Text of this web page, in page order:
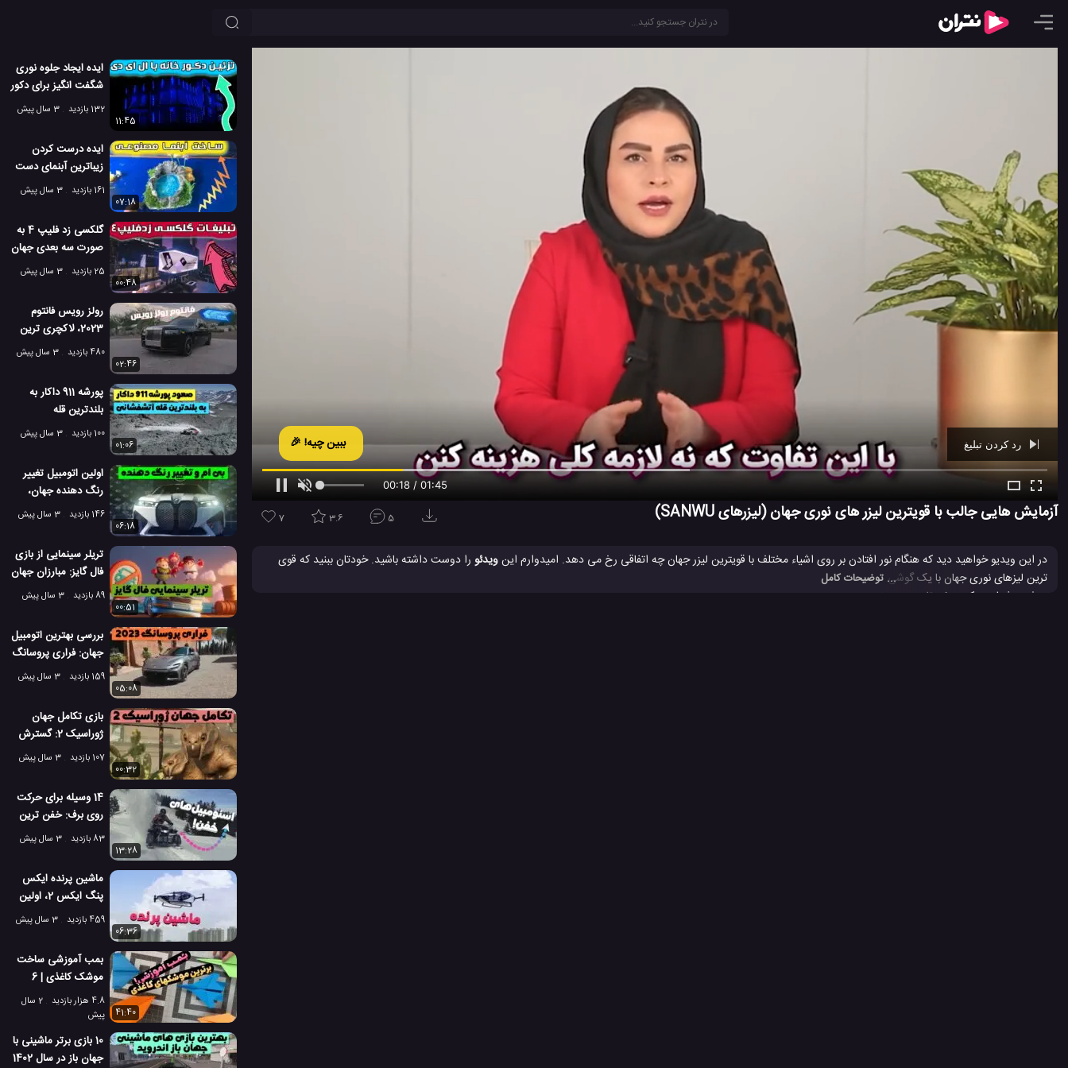
00:19 / 01:45
ببین چیه! 🎉
Ad - 01:26
آزمایش هایی جالب با قویترین لیزر های نوری جهان (لیزرهای SANWU) 7 3.6 5
در این ویدیو خواهید دید که هنگام نور افتادن بر روی اشیاء مختلف با قویترین لیزر جهان چه اتفاقی رخ می دهد. امیدوارم اینویدئو را دوست داشته باشید. خودتان ببنید که قوی
ترین لیزهای نوری جهان با یک گوشی موبایل سامسونگ و یا بسیاری از چیزها و ابزار جالب چه کاری می کند. این لیزهای قدرتمند قادرند تا با نور قوی خود حتی یک نخ کبریت را نیز
روش و شعله ور کنند. خودتان ببنید و لذت بببرید....
... توضیحات کامل
ایده ایجاد جلوه نوری
شگفت انگیز برای دکور
خانه
132 بازدید
3 سال پیش
11:45
ایده درست کردن
زیباترین آبنمای دست
ساز جهان
161 بازدید
3 سال پیش
07:18
گلکسی زد فلیپ 4 به
صورت سه بعدی جهان
را در بر میگیرد!
25 بازدید
3 سال پیش
00:48
رولز رویس فانتوم
2023، لاکچری ترین
اتومبیل سدان در
480 بازدید
3 سال پیش
02:46
پورشه 911 داکار به
بلندترین قله
آتشفشانی جهان صعود
100 بازدید
3 سال پیش
01:06
اولین اتومبیل تغییر
رنگ دهنده جهان،
BMW IX Flow
146 بازدید
3 سال پیش
06:18
تریلر سینمایی از بازی
فال گایز: مبارزان جهان
89 بازدید
3 سال پیش
00:51
بررسی بهترین اتومبیل
جهان: فراری پروسانگ
2023
159 بازدید
3 سال پیش
05:08
بازی تکامل جهان
ژوراسیک 2: گسترش
Dominion Malta
107 بازدید
3 سال پیش
00:32
14 وسیله برای حرکت
روی برف: خفن ترین
اسنومبیل های جهان!
83 بازدید
3 سال پیش
13:28
ماشین پرنده ایکس
پنگ ایکس 2، اولین
ماشین پرنده رسمی
459 بازدید
3 سال پیش
06:36
بمب آموزشی ساخت
موشک کاغذی | 6
موشک کاغذی برتر
جهان!
4.8 هزار بازدید
2 سال
پیش
41:40
10 بازی برتر ماشینی با
جهان باز در سال 1402